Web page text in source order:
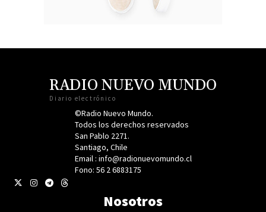
RADIO NUEVO MUNDO
Diario electrónico
©Radio Nuevo Mundo.
Todos los derechos reservados
San Pablo 2271.
Santiago, Chile
Email : info@radionuevomundo.cl
Fono: 56 2 6883175
Nosotros